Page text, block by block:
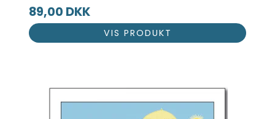
89,00 DKK
VIS PRODUKT